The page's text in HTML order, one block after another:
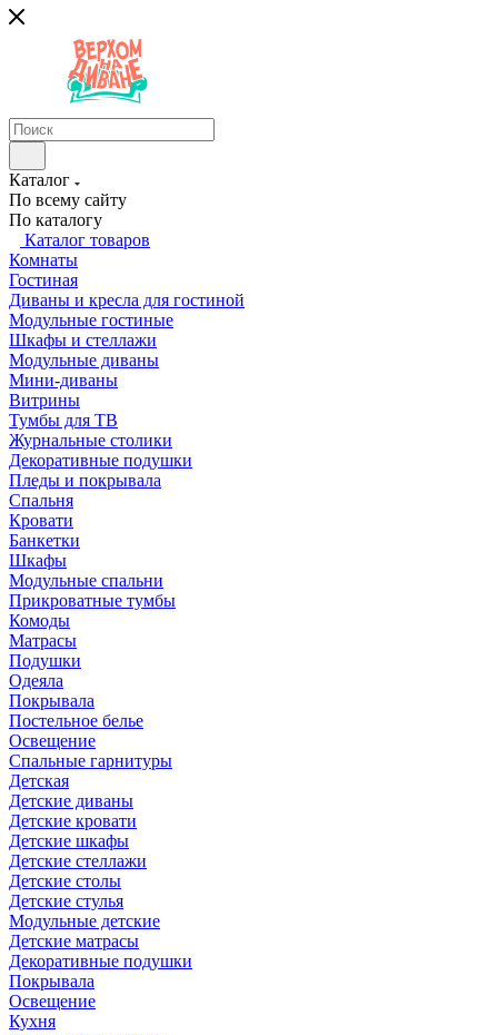
Каталог
По всему сайту
По каталогу
Каталог товаров
Комнаты
Гостиная
Диваны и кресла для гостиной
Модульные гостиные
Шкафы и стеллажи
Модульные диваны
Мини-диваны
Витрины
Тумбы для ТВ
Журнальные столики
Декоративные подушки
Пледы и покрывала
Спальня
Кровати
Банкетки
Шкафы
Модульные спальни
Прикроватные тумбы
Комоды
Матрасы
Подушки
Одеяла
Покрывала
Постельное белье
Освещение
Спальные гарнитуры
Детская
Детские диваны
Детские кровати
Детские шкафы
Детские стеллажи
Детские столы
Детские стулья
Модульные детские
Детские матрасы
Декоративные подушки
Покрывала
Освещение
Кухня